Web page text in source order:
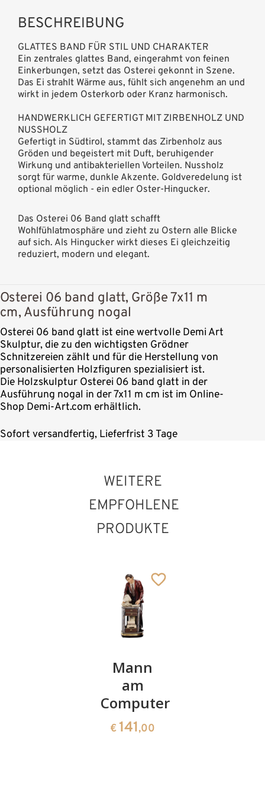
BESCHREIBUNG
GLATTES BAND FÜR STIL UND CHARAKTER
Ein zentrales glattes Band, eingerahmt von feinen
Einkerbungen, setzt das Osterei gekonnt in Szene.
Das Ei strahlt Wärme aus, fühlt sich angenehm an und
wirkt in jedem Osterkorb oder Kranz harmonisch.
HANDWERKLICH GEFERTIGT MIT ZIRBENHOLZ UND
NUSSHOLZ
Gefertigt in Südtirol, stammt das Zirbenholz aus
Gröden und begeistert mit Duft, beruhigender
Wirkung und antibakteriellen Vorteilen. Nussholz
sorgt für warme, dunkle Akzente. Goldveredelung ist
optional möglich - ein edler Oster-Hingucker.
Das Osterei 06 Band glatt schafft
Wohlfühlatmosphäre und zieht zu Ostern alle Blicke
auf sich. Als Hingucker wirkt dieses Ei gleichzeitig
reduziert, modern und elegant.
Osterei 06 band glatt, Größe 7x11 m
cm, Ausführung nogal
Osterei 06 band glatt ist eine wertvolle Demi Art
Skulptur, die zu den wichtigsten Grödner
Schnitzereien zählt und für die Herstellung von
personalisierten Holzfiguren spezialisiert ist.
Die Holzskulptur Osterei 06 band glatt in der
Ausführung nogal in der 7x11 m cm ist im Online-
Shop Demi-Art.com erhältlich.
Sofort versandfertig, Lieferfrist 3 Tage
WEITERE
EMPFOHLENE
PRODUKTE
Mann
am
Computer
€ 141,00